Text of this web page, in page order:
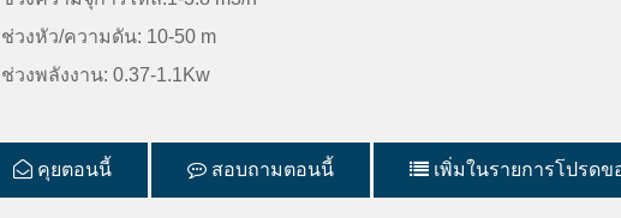
ช่วงหัว/ความดัน: 10-50 m
ช่วงพลังงาน: 0.37-1.1Kw
คุยตอนนี้ สอบถามตอนนี้ เพิ่มในรายการโปรดข